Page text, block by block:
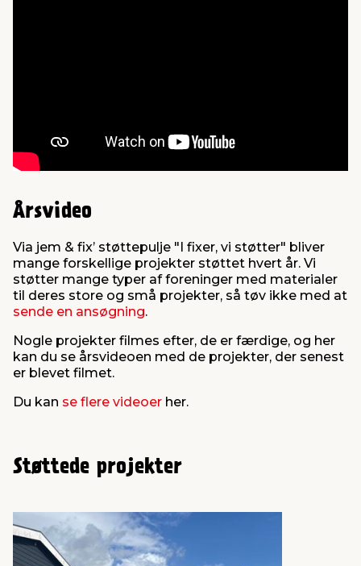
Årsvideo
Via jem & fix’ støttepulje "I fixer, vi støtter" bliver
mange forskellige projekter støttet hvert år. Vi
støtter mange typer af foreninger med materialer
til deres store og små projekter, så tøv ikke med at
sende en ansøgning.
Nogle projekter filmes efter, de er færdige, og her
kan du se årsvideoen med de projekter, der senest
er blevet filmet.
Du kan se flere videoer her.
Støttede projekter